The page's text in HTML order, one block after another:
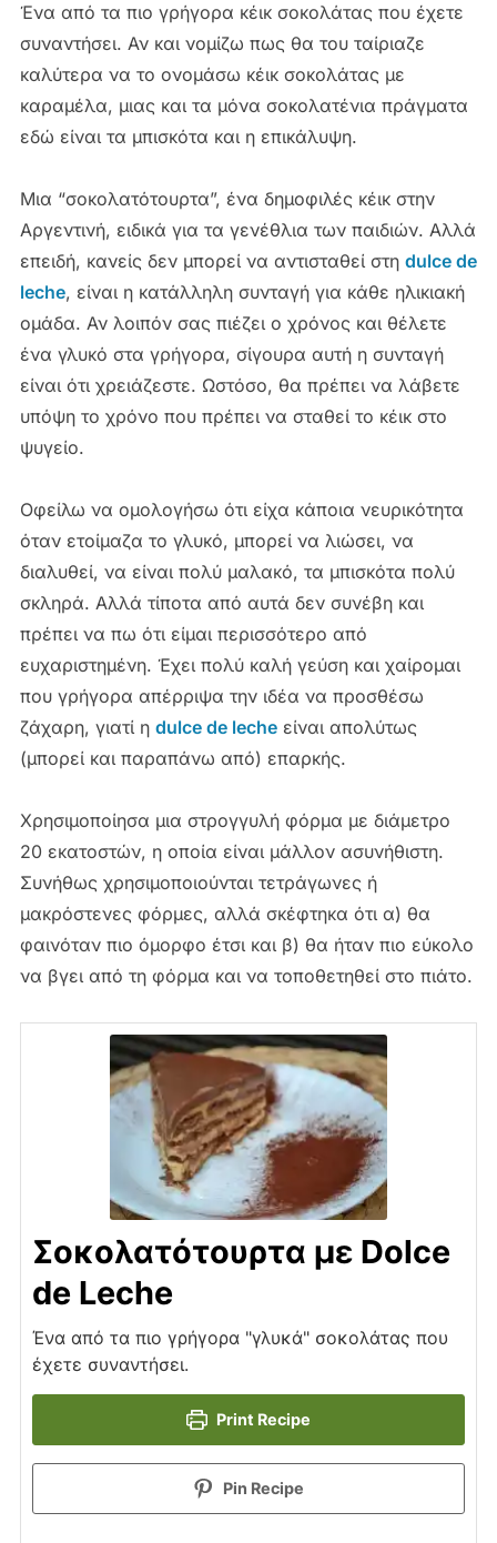
Ένα από τα πιο γρήγορα κέικ σοκολάτας που έχετε
συναντήσει. Αν και νομίζω πως θα του ταίριαζε
καλύτερα να το ονομάσω κέικ σοκολάτας με
καραμέλα, μιας και τα μόνα σοκολατένια πράγματα
εδώ είναι τα μπισκότα και η επικάλυψη.
Μια “σοκολατότουρτα”, ένα δημοφιλές κέικ στην
Αργεντινή, ειδικά για τα γενέθλια των παιδιών. Αλλά
επειδή, κανείς δεν μπορεί να αντισταθεί στη dulce de
leche, είναι η κατάλληλη συνταγή για κάθε ηλικιακή
ομάδα. Αν λοιπόν σας πιέζει ο χρόνος και θέλετε
ένα γλυκό στα γρήγορα, σίγουρα αυτή η συνταγή
είναι ότι χρειάζεστε. Ωστόσο, θα πρέπει να λάβετε
υπόψη το χρόνο που πρέπει να σταθεί το κέικ στο
ψυγείο.
Οφείλω να ομολογήσω ότι είχα κάποια νευρικότητα
όταν ετοίμαζα το γλυκό, μπορεί να λιώσει, να
διαλυθεί, να είναι πολύ μαλακό, τα μπισκότα πολύ
σκληρά. Αλλά τίποτα από αυτά δεν συνέβη και
πρέπει να πω ότι είμαι περισσότερο από
ευχαριστημένη. Έχει πολύ καλή γεύση και χαίρομαι
που γρήγορα απέρριψα την ιδέα να προσθέσω
ζάχαρη, γιατί η dulce de lecheείναι απολύτως
(μπορεί και παραπάνω από) επαρκής.
Χρησιμοποίησα μια στρογγυλή φόρμα με διάμετρο
20 εκατοστών, η οποία είναι μάλλον ασυνήθιστη.
Συνήθως χρησιμοποιούνται τετράγωνες ή
μακρόστενες φόρμες, αλλά σκέφτηκα ότι α) θα
φαινόταν πιο όμορφο έτσι και β) θα ήταν πιο εύκολο
να βγει από τη φόρμα και να τοποθετηθεί στο πιάτο.
Σοκολατότουρτα με Dolce
de Leche
Ένα από τα πιο γρήγορα "γλυκά" σοκολάτας που
έχετε συναντήσει.
Print Recipe
Pin Recipe